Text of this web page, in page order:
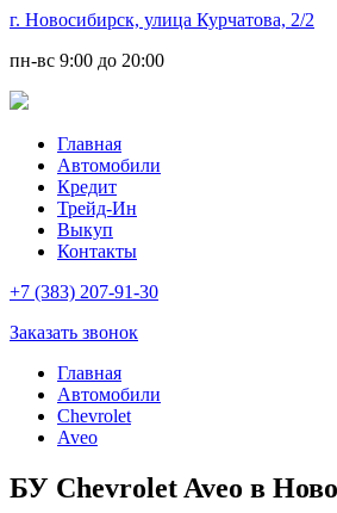
г. Новосибирск, улица Курчатова, 2/2
пн-вс 9:00 до 20:00
Главная
Автомобили
Кредит
Трейд-Ин
Выкуп
Контакты
+7 (383) 207-91-30
Заказать звонок
Главная
Автомобили
Chevrolet
Aveo
БУ Chevrolet Aveo в